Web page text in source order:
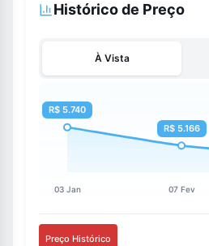
Histórico de Preço
À Vista
Preço Histórico